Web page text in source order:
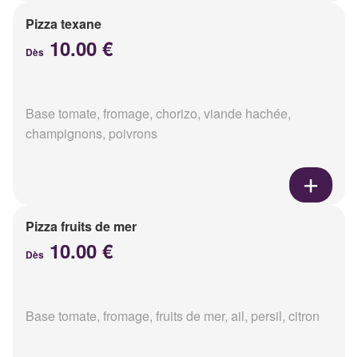
Pizza texane
Dès 10.00 €
Base tomate, fromage, chorizo, viande hachée,
champignons, poivrons
Pizza fruits de mer
Dès 10.00 €
Base tomate, fromage, fruits de mer, ail, persil, citron